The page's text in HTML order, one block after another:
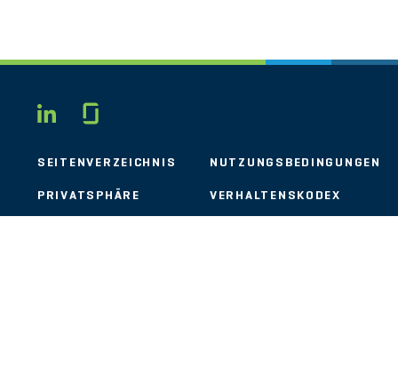
LINKEDIN
SEITENVERZEICHNIS NUTZUNGSBEDINGUNGEN
PRIVATSPHÄRE VERHALTENSKODEX